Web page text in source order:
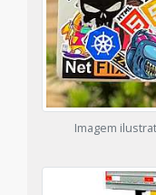
Imagem